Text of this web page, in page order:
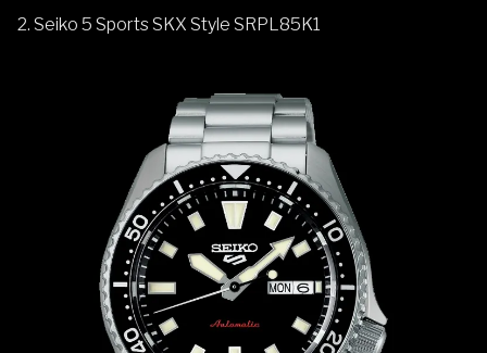
2. Seiko 5 Sports SKX Style SRPL85K1